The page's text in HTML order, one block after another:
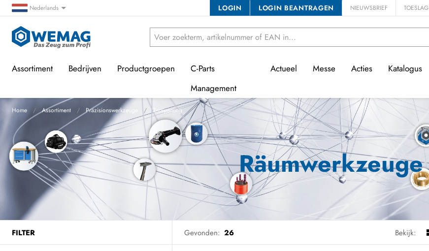
Nederlands LOGIN LOGIN BEANTRAGEN NIEUWSBRIEF TOESLAG
Assortiment Bedrijven Productgroepen
C-Parts
Management
Actueel Messe Acties Katalogus
Home Assortiment Präzisionswerkzeuge Zerspanung
Räumwerkzeuge
FILTER Gevonden: 26 Bekijk: